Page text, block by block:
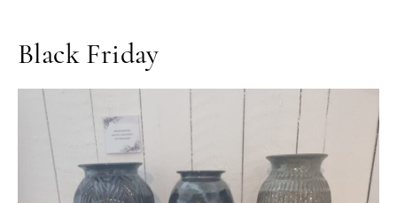
Black Friday